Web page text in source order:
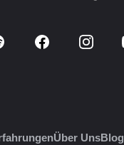
Über UnsBlog